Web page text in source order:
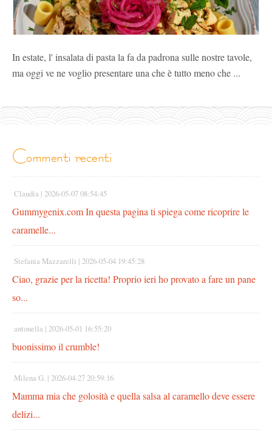
In estate, l' insalata di pasta la fa da padrona sulle nostre tavole,
ma oggi ve ne voglio presentare una che è tutto meno che ...
commenti recenti
Claudia | 2026-05-07 08:54:45
Gummygenix.com In questa pagina ti spiega come ricoprire le
caramelle...
Stefania Mazzarelli | 2026-05-04 19:45:28
Ciao, grazie per la ricetta! Proprio ieri ho provato a fare un pane
so...
antonella | 2026-05-01 16:55:20
buonissimo il crumble!
Milena G. | 2026-04-27 20:59:16
Mamma mia che golosità e quella salsa al caramello deve essere
delizi...